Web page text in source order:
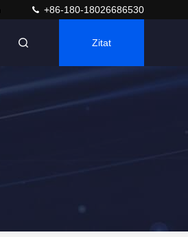
+86-180-18026686530
Zitat